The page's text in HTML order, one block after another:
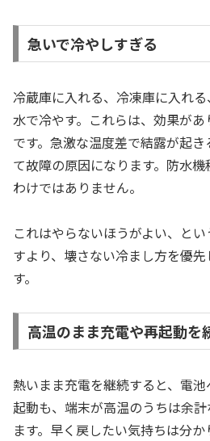
急いで冷やしすぎる
冷蔵庫に入れる、冷凍庫に入れる
水で冷やす。これらは、効果が
です。急激な温度差で結露が起
て故障の原因になります。防水
わけではありません。
これはやらないほうがよい、と
すより、壊さない冷まし方を優
す。
高温のまま充電や再起動を
熱いまま充電を継続すると、電
起動も、端末が高温のうちは余
ます。早く戻したい気持ちは分